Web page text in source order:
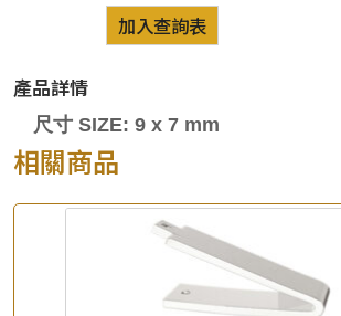
加入查詢表
產品詳情
尺寸 SIZE: 9 x 7 mm
相關商品